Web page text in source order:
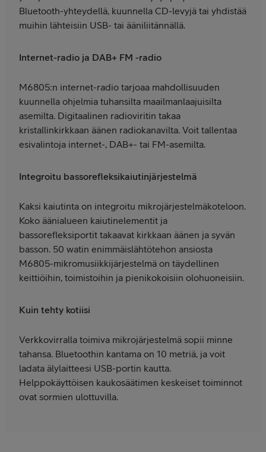
Bluetooth-yhteydellä, kuunnella CD-levyjä tai yhdistää
muihin lähteisiin USB- tai ääniliitännällä.
Internet-radio ja DAB+ FM -radio
M6805:n internet-radio tarjoaa mahdollisuuden
kuunnella ohjelmia tuhansilta maailmanlaajuisilta
asemilta. Digitaalinen radioviritin takaa
kristallinkirkkaan äänen radiokanavilta. Voit tallentaa
esivalintoja internet-, DAB+- tai FM-asemilta.
Integroitu bassorefleksikaiutinjärjestelmä
Kaksi kaiutinta on integroitu mikrojärjestelmäkoteloon.
Koko äänialueen kaiutinelementit ja
bassorefleksiportit takaavat kirkkaan äänen ja syvän
basson. 50 watin enimmäislähtötehon ansiosta
M6805-mikromusiikkijärjestelmä on täydellinen
keittiöihin, toimistoihin ja pienikokoisiin olohuoneisiin.
Kuin tehty kotiisi
Verkkovirralla toimiva mikrojärjestelmä sopii minne
tahansa. Bluetoothin kantama on 10 metriä, ja voit
ladata älylaitteesi USB-portin kautta.
Helppokäyttöisen kaukosäätimen keskeiset toiminnot
ovat sormien ulottuvilla.